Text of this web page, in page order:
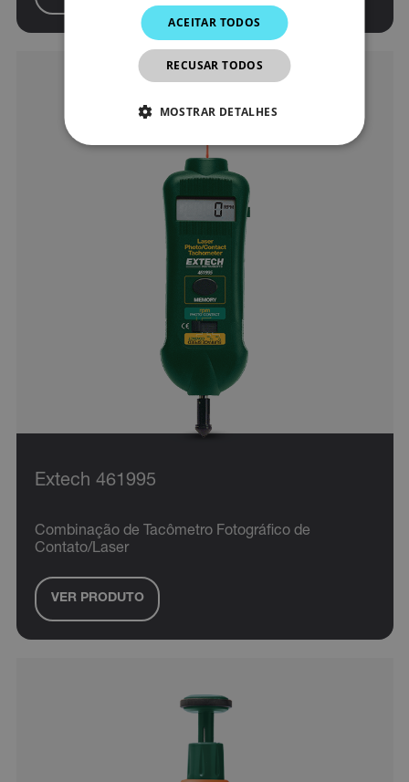
Extech 461995
Combinação de Tacômetro Fotográfico de
Contato/Laser
VER PRODUTO
KOREAN
JAPANESE
CHINESE
ACEITAR TODOS
RECUSAR TODOS
MOSTRAR DETALHES
ESTRITAMENTE NECESSÁRIOS
DESEMPENHO
DIRECIONAMENTO
FUNCIONALIDADE
Estritamente necessários
Direcionamento
Os cookies estritamente necessários permitem a
funcionalidade central do website, como login de
utilizado corretamente sem os cookies estritamente
necessários.
cart_products_oids
cart_products_skus
cashrun_session_id